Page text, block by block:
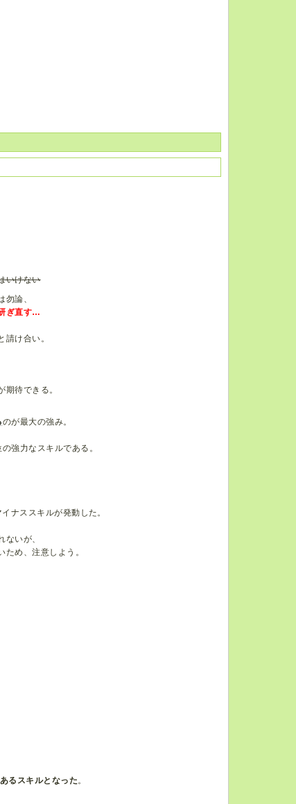
いけない
論、
ぎ直す…
請け合い。
期待できる。
のが最大の強み。
の強力なスキルである。
ナススキルが発動した。
いが、
め、注意しよう。
るスキルとなった。